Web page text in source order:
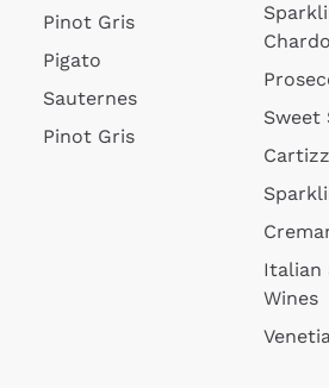
Pinot Gris
Pigato
Sauternes
Pinot Gris
Sweet
Italian
Wines